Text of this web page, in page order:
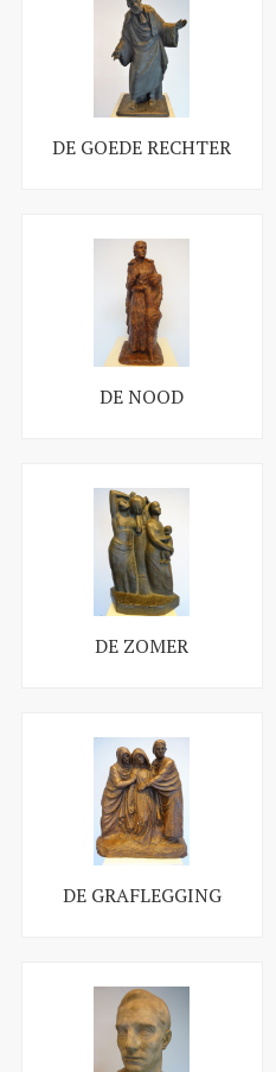
DE GOEDE RECHTER
DE NOOD
DE ZOMER
DE GRAFLEGGING